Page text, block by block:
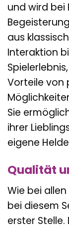
und wird bei
aus
Interaktion
Vorteile von
Sie
ihrer
eigene
Qualität
Wie bei
bei diesem
erster Stelle.